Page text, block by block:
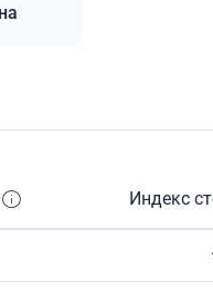
Индекс